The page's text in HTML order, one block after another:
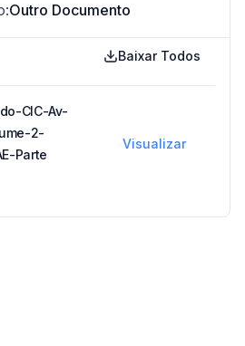
:Outro Documento
Baixar Todos
CIC-Av-
2-
Parte
Visualizar